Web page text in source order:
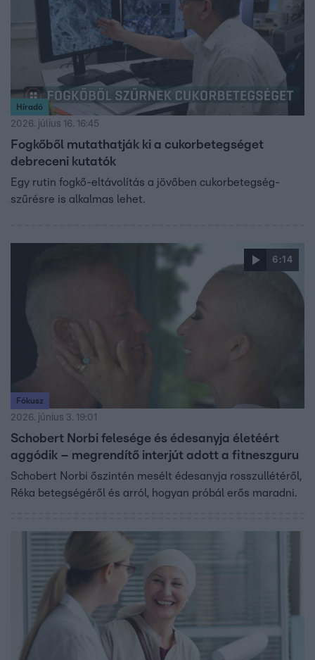
Híradó
2026. július 16. 16:45
Fogkőből mutathatják ki a cukorbetegséget
debreceni kutatók
Egy rutin fogkő-eltávolítás a jövőben cukorbetegség-
szűrésre is alkalmas lehet.
6:14
Fókusz
2026. június 3. 19:01
Schobert Norbi felesége és édesanyja életéért
aggódik – megrendítő interjút adott a fitneszguru
Schobert Norbi őszintén mesélt édesanyja rosszullétéről,
Réka betegségéről és arról, hogyan próbál erős maradni.